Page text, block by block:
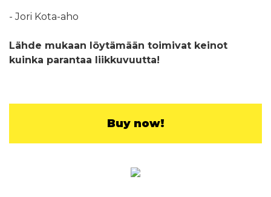
- Jori Kota-aho
Lähde mukaan löytämään toimivat keinot
kuinka parantaa liikkuvuutta!
Buy now!